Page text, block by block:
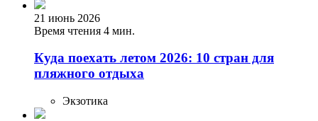
21 июнь 2026
Время чтения 4 мин.
Куда поехать летом 2026: 10 стран для
пляжного отдыха
Экзотика